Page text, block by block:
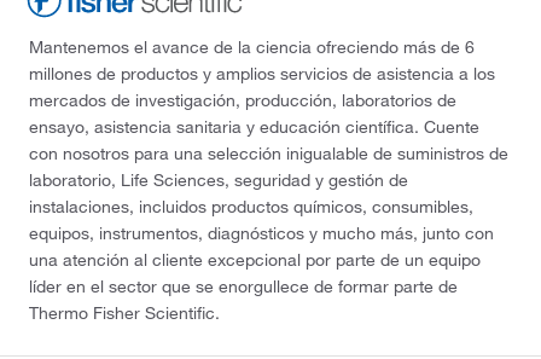
Mantenemos el avance de la ciencia ofreciendo más de 6
millones de productos y amplios servicios de asistencia a los
mercados de investigación, producción, laboratorios de
ensayo, asistencia sanitaria y educación científica. Cuente
con nosotros para una selección inigualable de suministros de
laboratorio, Life Sciences, seguridad y gestión de
instalaciones, incluidos productos químicos, consumibles,
equipos, instrumentos, diagnósticos y mucho más, junto con
una atención al cliente excepcional por parte de un equipo
líder en el sector que se enorgullece de formar parte de
Thermo Fisher Scientific.